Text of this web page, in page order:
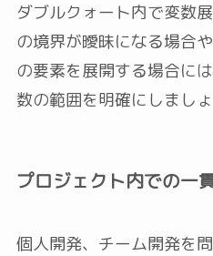
ダブルクォート内で変数
の境界が曖昧になる場合
の要素を展開する場合には
数の範囲を明確にしましょ
プロジェクト内での一
個人開発、チーム開発を